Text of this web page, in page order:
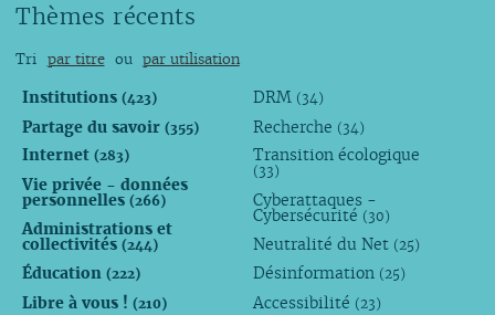
Thèmes récents
Tri par titre ou par utilisation
Institutions (423)
Partage du savoir (355)
Internet (283)
Vie privée - données
personnelles (266)
Administrations et
collectivités (244)
Éducation (222)
Libre à vous ! (210)
DRM (34)
Recherche (34)
Transition écologique
(33)
Cyberattaques -
Cybersécurité (30)
Neutralité du Net (25)
Désinformation (25)
Accessibilité (23)